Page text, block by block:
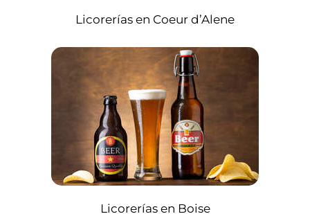
Licorerías en Coeur d’Alene
Licorerías en Boise